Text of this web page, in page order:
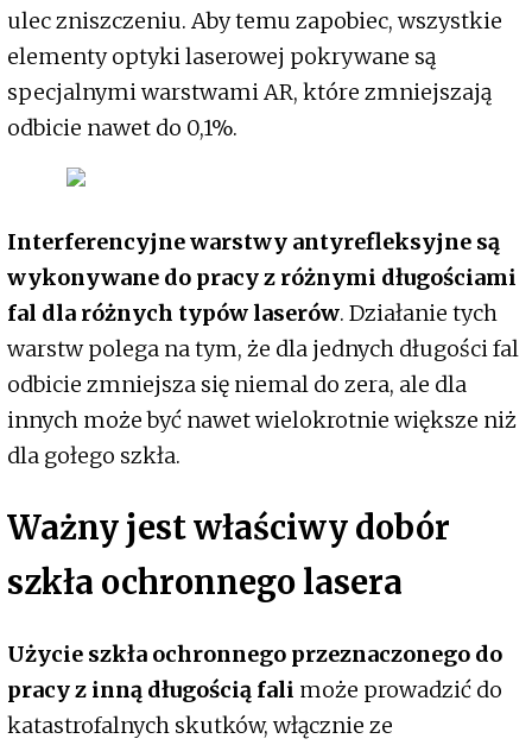
ulec zniszczeniu. Aby temu zapobiec, wszystkie
elementy optyki laserowej pokrywane są
specjalnymi warstwami AR, które zmniejszają
odbicie nawet do 0,1%.
Interferencyjne warstwy antyrefleksyjne są
wykonywane do pracy z różnymi długościami
fal dla różnych typów laserów. Działanie tych
warstw polega na tym, że dla jednych długości fal
odbicie zmniejsza się niemal do zera, ale dla
innych może być nawet wielokrotnie większe niż
dla gołego szkła.
Ważny jest właściwy dobór
szkła ochronnego lasera
Użycie szkła ochronnego przeznaczonego do
pracy z inną długością fali może prowadzić do
katastrofalnych skutków, włącznie ze